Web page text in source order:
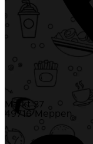
Markt 37
49716 Meppen